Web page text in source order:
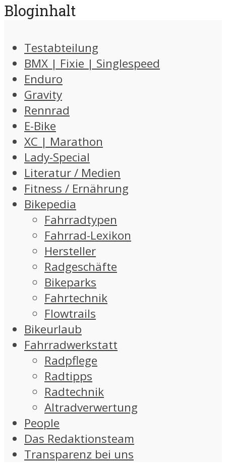
Bloginhalt
Testabteilung
BMX | Fixie | Singlespeed
Enduro
Gravity
Rennrad
E-Bike
XC | Marathon
Lady-Special
Literatur / Medien
Fitness / Ernährung
Bikepedia
Fahrradtypen
Fahrrad-Lexikon
Hersteller
Radgeschäfte
Bikeparks
Fahrtechnik
Flowtrails
Bikeurlaub
Fahrradwerkstatt
Radpflege
Radtipps
Radtechnik
Altradverwertung
People
Das Redaktionsteam
Transparenz bei uns